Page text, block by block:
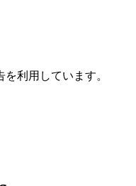
利用しています。